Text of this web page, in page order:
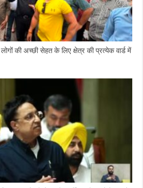
की अच्छी सेहत के लिए क्षेत्र की प्रत्येक वार्ड में